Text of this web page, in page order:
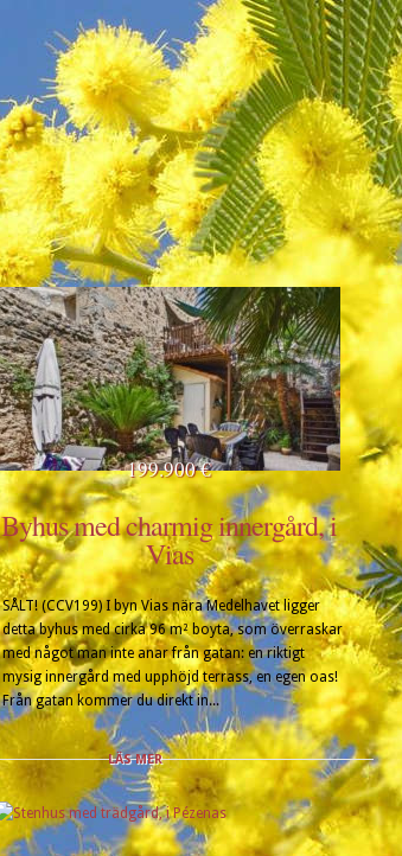
199.900 €
Byhus med charmig innergård, i
Vias
SÅLT! (CCV199) I byn Vias nära Medelhavet ligger
detta byhus med cirka 96 m² boyta, som överraskar
med något man inte anar från gatan: en riktigt
mysig innergård med upphöjd terrass, en egen oas!
Från gatan kommer du direkt in...
LÄS MER